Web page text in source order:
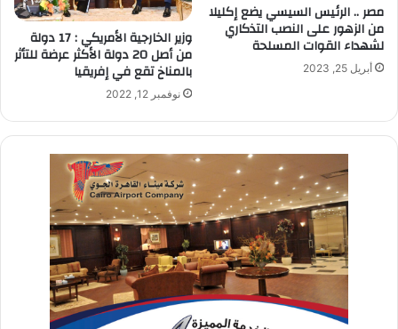
مصر .. الرئيس السيسي يضع إكليلا
من الزهور على النصب التذكاري
لشهداء القوات المسلحة
أبريل 25, 2023
وزير الخارجية الأمريكي : 17 دولة
من أصل 20 دولة الأكثر عرضة للتأثر
بالمناخ تقع في إفريقيا
نوفمبر 12, 2022